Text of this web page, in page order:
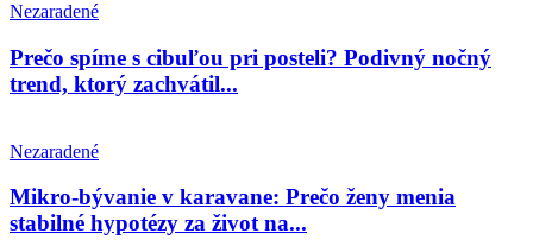
Nezaradené
Prečo spíme s cibuľou pri posteli? Podivný nočný
trend, ktorý zachvátil...
Nezaradené
Mikro-bývanie v karavane: Prečo ženy menia
stabilné hypotézy za život na...